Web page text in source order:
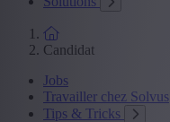
Candidat
Jobs
Travailler chez Solvus
Tips & Tricks